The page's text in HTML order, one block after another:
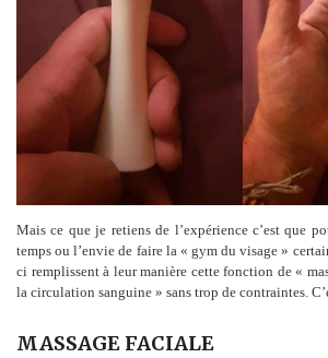
Mais ce que je retiens de l’expérience c’est que
temps ou l’envie de faire la « gym du visage »
ci remplissent à leur manière cette fonction de «
la circulation sanguine » sans trop de contraintes.
MASSAGE FACIALE